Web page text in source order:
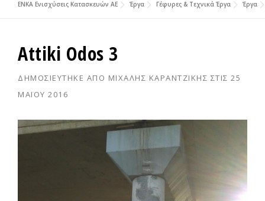
ENKA Ενισχύσεις Κατασκευών ΑΕ Έργα Γέφυρες & Τεχνικά Έργα Έργα
Attiki Odos 3
ΔΗΜΟΣΙΕΎΤΗΚΕ ΑΠΌ ΜΙΧΆΛΗΣ ΚΑΡΑΝΤΖΊΚΗΣ ΣΤΙΣ 25
ΜΑΪ́ΟΥ 2016